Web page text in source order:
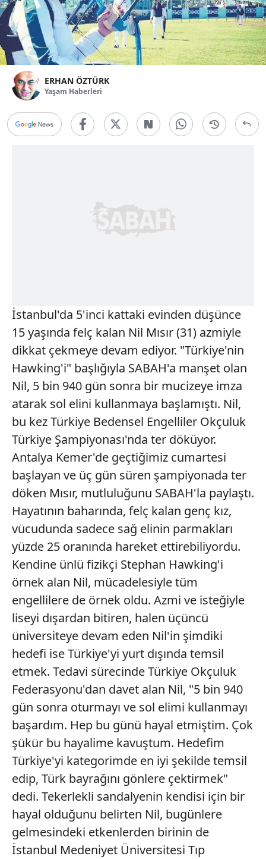
ERHAN ÖZTÜRK
Yaşam Haberleri
İstanbul'da 5'inci kattaki evinden düşünce
15 yaşında felç kalan Nil Mısır (31) azmiyle
dikkat çekmeye devam ediyor. "Türkiye'nin
Hawking'i" başlığıyla SABAH'a manşet olan
Nil, 5 bin 940 gün sonra bir mucizeye imza
atarak sol elini kullanmaya başlamıştı. Nil,
bu kez Türkiye Bedensel Engelliler Okçuluk
Türkiye Şampiyonası'nda ter döküyor.
Antalya Kemer'de geçtiğimiz cumartesi
başlayan ve üç gün süren şampiyonada ter
döken Mısır, mutluluğunu SABAH'la paylaştı.
Hayatının baharında, felç kalan genç kız,
vücudunda sadece sağ elinin parmakları
yüzde 25 oranında hareket ettirebiliyordu.
Kendine ünlü fizikçi Stephan Hawking'i
örnek alan Nil, mücadelesiyle tüm
engellilere de örnek oldu. Azmi ve isteğiyle
liseyi dışardan bitiren, halen üçüncü
üniversiteye devam eden Nil'in şimdiki
hedefi ise Türkiye'yi yurt dışında temsil
etmek. Tedavi sürecinde Türkiye Okçuluk
Federasyonu'dan davet alan Nil, "5 bin 940
gün sonra oturmayı ve sol elimi kullanmayı
başardım. Hep bu günü hayal etmiştim. Çok
şükür bu hayalime kavuştum. Hedefim
Türkiye'yi kategorimde en iyi şekilde temsil
edip, Türk bayrağını gönlere çektirmek"
dedi. Tekerlekli sandalyenin kendisi için bir
hayal olduğunu belirten Nil, bugünlere
gelmesindeki etkenlerden birinin de
İstanbul Medeniyet Üniversitesi Tıp